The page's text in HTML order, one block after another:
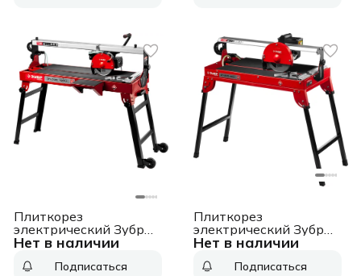
Нет в наличии
Плиткорез
электрический Зубр
Мастер ЭП-200-1000С
Подписаться
Нет в наличии
Плиткорез
электрический Зубр
Мастер ЭП-200-800С
Подписаться